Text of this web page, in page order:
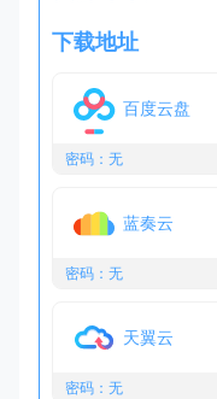
下载地址
百度云盘
密码：无
蓝奏云
密码：无
天翼云
密码：无